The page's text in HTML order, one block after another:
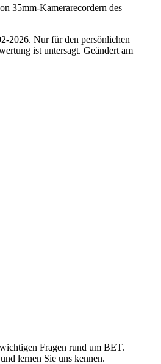
35mm-Kamerarecordern des
2026. Nur für den persönlichen
ist untersagt. Geändert am
Fragen rund um BET.
lernen Sie uns kennen.